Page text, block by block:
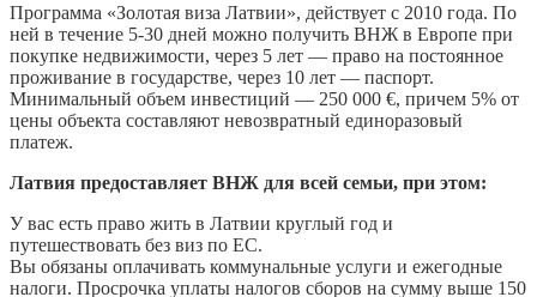
Программа «Золотая виза Латвии», действует с 2010 года. По
ней в течение 5-30 дней можно получить ВНЖ в Европе при
покупке недвижимости, через 5 лет — право на постоянное
проживание в государстве, через 10 лет — паспорт.
Минимальный объем инвестиций — 250 000 €, причем 5% от
цены объекта составляют невозвратный единоразовый
платеж.
Латвия предоставляет ВНЖ для всей семьи, при этом:
У вас есть право жить в Латвии круглый год и
путешествовать без виз по ЕС.
Вы обязаны оплачивать коммунальные услуги и ежегодные
налоги. Просрочка уплаты налогов сборов на сумму выше 150